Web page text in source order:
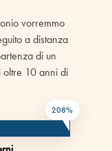
vorremmo
a distanza
di un
oltre 10 anni di
208%